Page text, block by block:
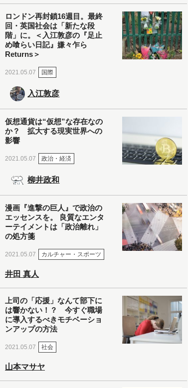
ロンドン再封鎖16週目。最終
回・英国社会は「新たな段
階」に。＜入江敦彦の『足止
め喰らい日記』嫌々乍ら
Returns＞
2021.05.07 国際
入江敦彦
仮想通貨は“仮想”な存在なの
か？ 拡大する現実世界への
影響
2021.05.07 政治・経済
柳井政和
漫画『進撃の巨人』で政治の
エッセンスを。 良質なエンタ
ーテイメントは「政治離れ」
の処方箋
2021.05.07 カルチャー・スポーツ
井田 真人
上司の「応援」なんて部下に
は響かない！？ 今すぐ職場
に導入するべきモチベーショ
ンアップの方法
2021.05.07 社会
山本マサヤ